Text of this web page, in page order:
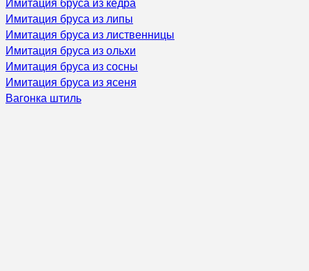
Имитация бруса из липы
Имитация бруса из лиственницы
Имитация бруса из ольхи
Имитация бруса из сосны
Имитация бруса из ясеня
Вагонка штиль